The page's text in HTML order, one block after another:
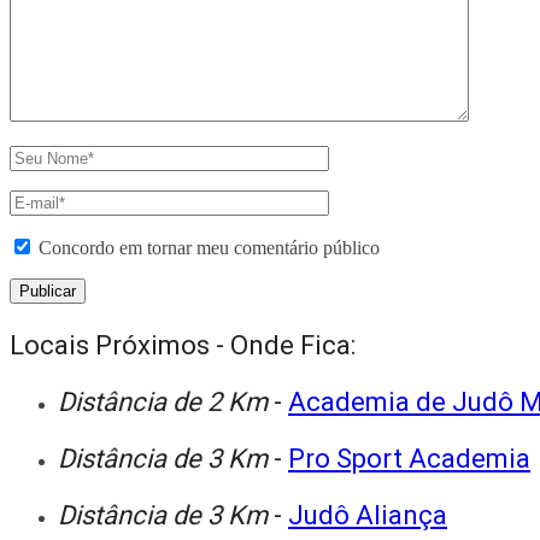
Concordo em tornar meu comentário público
Locais Próximos - Onde Fica:
Distância de 2 Km - Academia de Judô
Distância de 3 Km - Pro Sport Academia
Distância de 3 Km - Judô Aliança